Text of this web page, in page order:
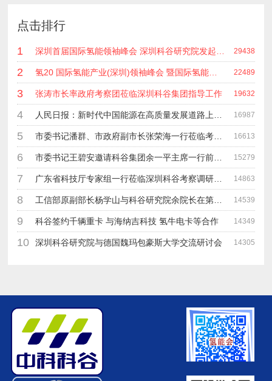
点击排行
1 29438
2 氢20 国际氢能产业(深圳)领袖峰会 暨国际氢能产业链展览会 22489
3 张涛市长率政府考察团莅临深圳科谷集团指导工作 19632
4 16987
5 市委书记潘群、市政府副市长张荣海一行莅临考察指导工作 16613
6 市委书记王碧安邀请科谷集团余一平主席一行前往工业转移园考察合作 15279
7 广东省科技厅专家组一行莅临深圳科谷考察调研“未来能源中心”项目 14863
8 工信部原副部长杨学山与科谷研究院余院长在第九届中电博览会交流 14539
9 科谷签约千辆重卡 与海纳吉科技 氢牛电卡等合作 14349
10 深圳科谷研究院与德国魏玛包豪斯大学交流研讨会 14305